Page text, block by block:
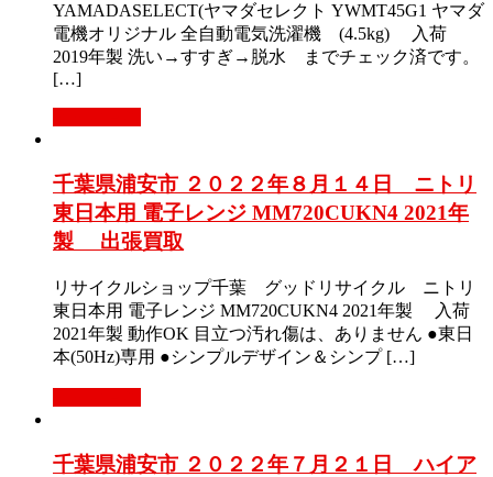
YAMADASELECT(ヤマダセレクト YWMT45G1 ヤマダ
電機オリジナル 全自動電気洗濯機 (4.5kg) 入荷
2019年製 洗い→すすぎ→脱水 までチェック済です。
[…]
千葉県浦安市 ２０２２年８月１４日 ニトリ
東日本用 電子レンジ MM720CUKN4 2021年
製 出張買取
リサイクルショップ千葉 グッドリサイクル ニトリ
東日本用 電子レンジ MM720CUKN4 2021年製 入荷
2021年製 動作OK 目立つ汚れ傷は、ありません ●東日
本(50Hz)専用 ●シンプルデザイン＆シンプ […]
千葉県浦安市 ２０２２年７月２１日 ハイア